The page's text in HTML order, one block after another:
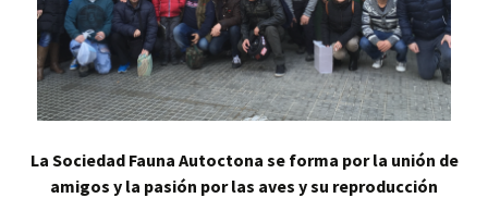
La Sociedad Fauna Autoctona se forma por la unión de
amigos y la pasión por las aves y su reproducción